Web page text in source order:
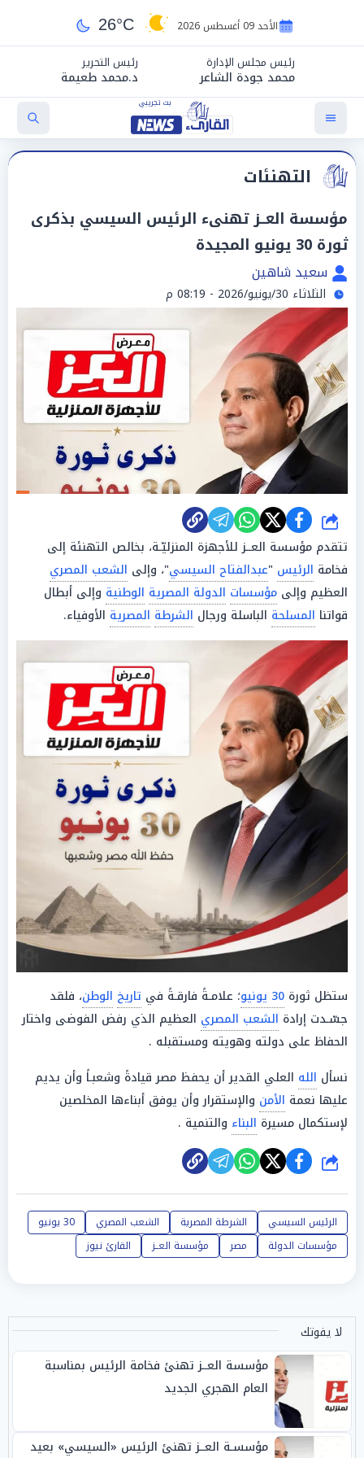
الأحد 09 أغسطس 2026 26°C
رئيس مجلس الإدارة
محمد جودة الشاعر
رئيس التحرير
د.محمد طعيمة
التهنئات
مؤسسة العــز تهنىء الرئيس السيسي بذكرى
ثورة 30 يونيو المجيدة
سعيد شاهين
الثلاثاء 30/يونيو/2026 - 08:19 م
شارك
تتقدم مؤسسة العــز للأجهزة المنزليّـة، بخالص التهنئة إلى
فخامة الرئيس "عبدالفتاح السيسي"، وإلى الشعب المصري
العظيم وإلى مؤسسات الدولة المصرية الوطنية وإلى أبطال
قواتنا المسلحة الباسلة ورجال الشرطة المصرية الأوفياء.
ستظل ثورة 30 يونيو ؛ علامـةً فارقـةً في تاريخ الوطن، فلقد
جسّـدت إرادة الشعب المصري العظيم الذي رفض الفوضى واختار
الحفاظ على دولته وهويته ومستقبله .
نسأل الله العلي القدير أن يحفظ مصر قيادةً وشعبـاً وأن يديم
عليها نعمة الأمن والإستقرار وأن يوفق أبناءها المخلصين
لإستكمال مسيرة البناء والتنمية .
شارك
الرئيس السيسي الشرطة المصرية الشعب المصري
30 يونيو
مؤسسات الدولة
مصر مؤسسة العــز القارئ نيوز
لا يفوتك
مؤسسة العــز تهنئ فخامة الرئيس بمناسبة
العام الهجري الجديد
مؤسسـة العــز تهنئ الرئيس «السيسي» بعيد